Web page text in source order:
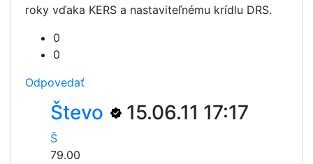
roky vďaka KERS a nastaviteľnému krídlu DRS.
0
0
Odpovedať
Števo 15.06.11 17:17
Š
79.00